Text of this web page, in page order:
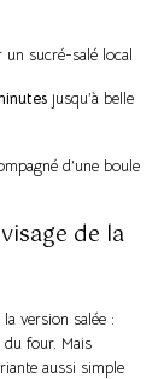
un sucré-salé local
jusqu’à belle
d’une boule
de la
version salée :
du four. Mais
aussi simple